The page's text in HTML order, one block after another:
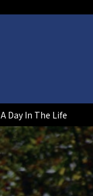
A Day In The Life